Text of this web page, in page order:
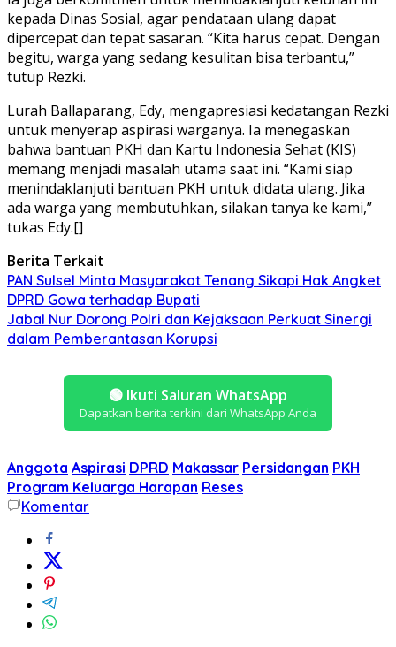
kepada Dinas Sosial, agar pendataan ulang dapat
dipercepat dan tepat sasaran. “Kita harus cepat. Dengan
begitu, warga yang sedang kesulitan bisa terbantu,”
tutup Rezki.
Lurah Ballaparang, Edy, mengapresiasi kedatangan Rezki
untuk menyerap aspirasi warganya. Ia menegaskan
bahwa bantuan PKH dan Kartu Indonesia Sehat (KIS)
memang menjadi masalah utama saat ini. “Kami siap
menindaklanjuti bantuan PKH untuk didata ulang. Jika
ada warga yang membutuhkan, silakan tanya ke kami,”
tukas Edy.[]
Berita Terkait
PAN Sulsel Minta Masyarakat Tenang Sikapi Hak Angket
DPRD Gowa terhadap Bupati
Jabal Nur Dorong Polri dan Kejaksaan Perkuat Sinergi
dalam Pemberantasan Korupsi
🟢 Ikuti Saluran WhatsApp
Dapatkan berita terkini dari WhatsApp Anda
Anggota Aspirasi DPRD Makassar Persidangan PKH
Program Keluarga Harapan Reses
Komentar